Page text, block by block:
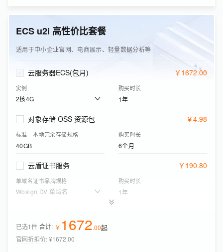
下行流量
50GB 1年
ECS u2i 高性价比套餐
适用于中小企业官网、电商展示、轻量数据分析等
云服务器ECS(包月) ￥ 1672.00
实例
2核4G
购买时长
1年
对象存储 OSS 资源包 ￥4.98
标准 - 本地冗余存储规格
40GB
购买时长
6个月
云盾证书服务 ￥ 190.80
单域名证书品牌规格
Wosign DV 单域名
购买时长
1年
版本
个人版
已选1件 合计: ￥ 1672.00起
官网折扣价:¥1672.00